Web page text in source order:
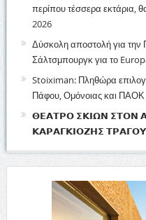
περίπου τέσσερα εκτάρια,
2026
Δύσκολη αποστολή για την
Σάλτσμπουργκ για το
Stoiximan: Πληθώρα
Πάφου, Ομόνοιας και ΠΑΟΚ
𝝝𝝚𝝖𝝩𝝦𝝤 𝝨𝝟𝝞𝝮𝝢 𝝨𝝩𝝤𝝢
𝝟𝝖𝝦𝝖𝝘𝝟𝝞𝝤𝝛𝝜𝝨